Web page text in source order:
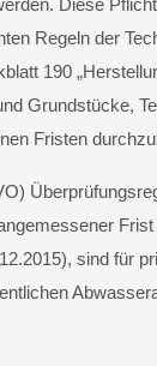
Regeln der
190
Grundstücke,
Fristen
sind für